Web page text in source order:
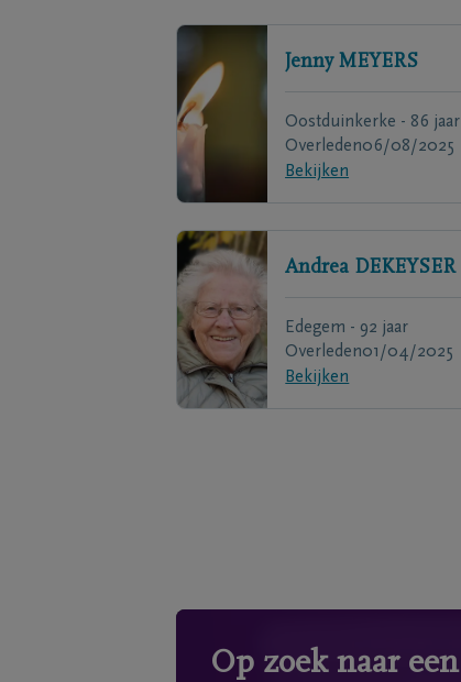
Jenny MEYERS
Oostduinkerke - 86 jaar
Overleden06/08/2025
Bekijken
Andrea DEKEYSER
Edegem - 92 jaar
Overleden01/04/2025
Bekijken
Op zoek naar een